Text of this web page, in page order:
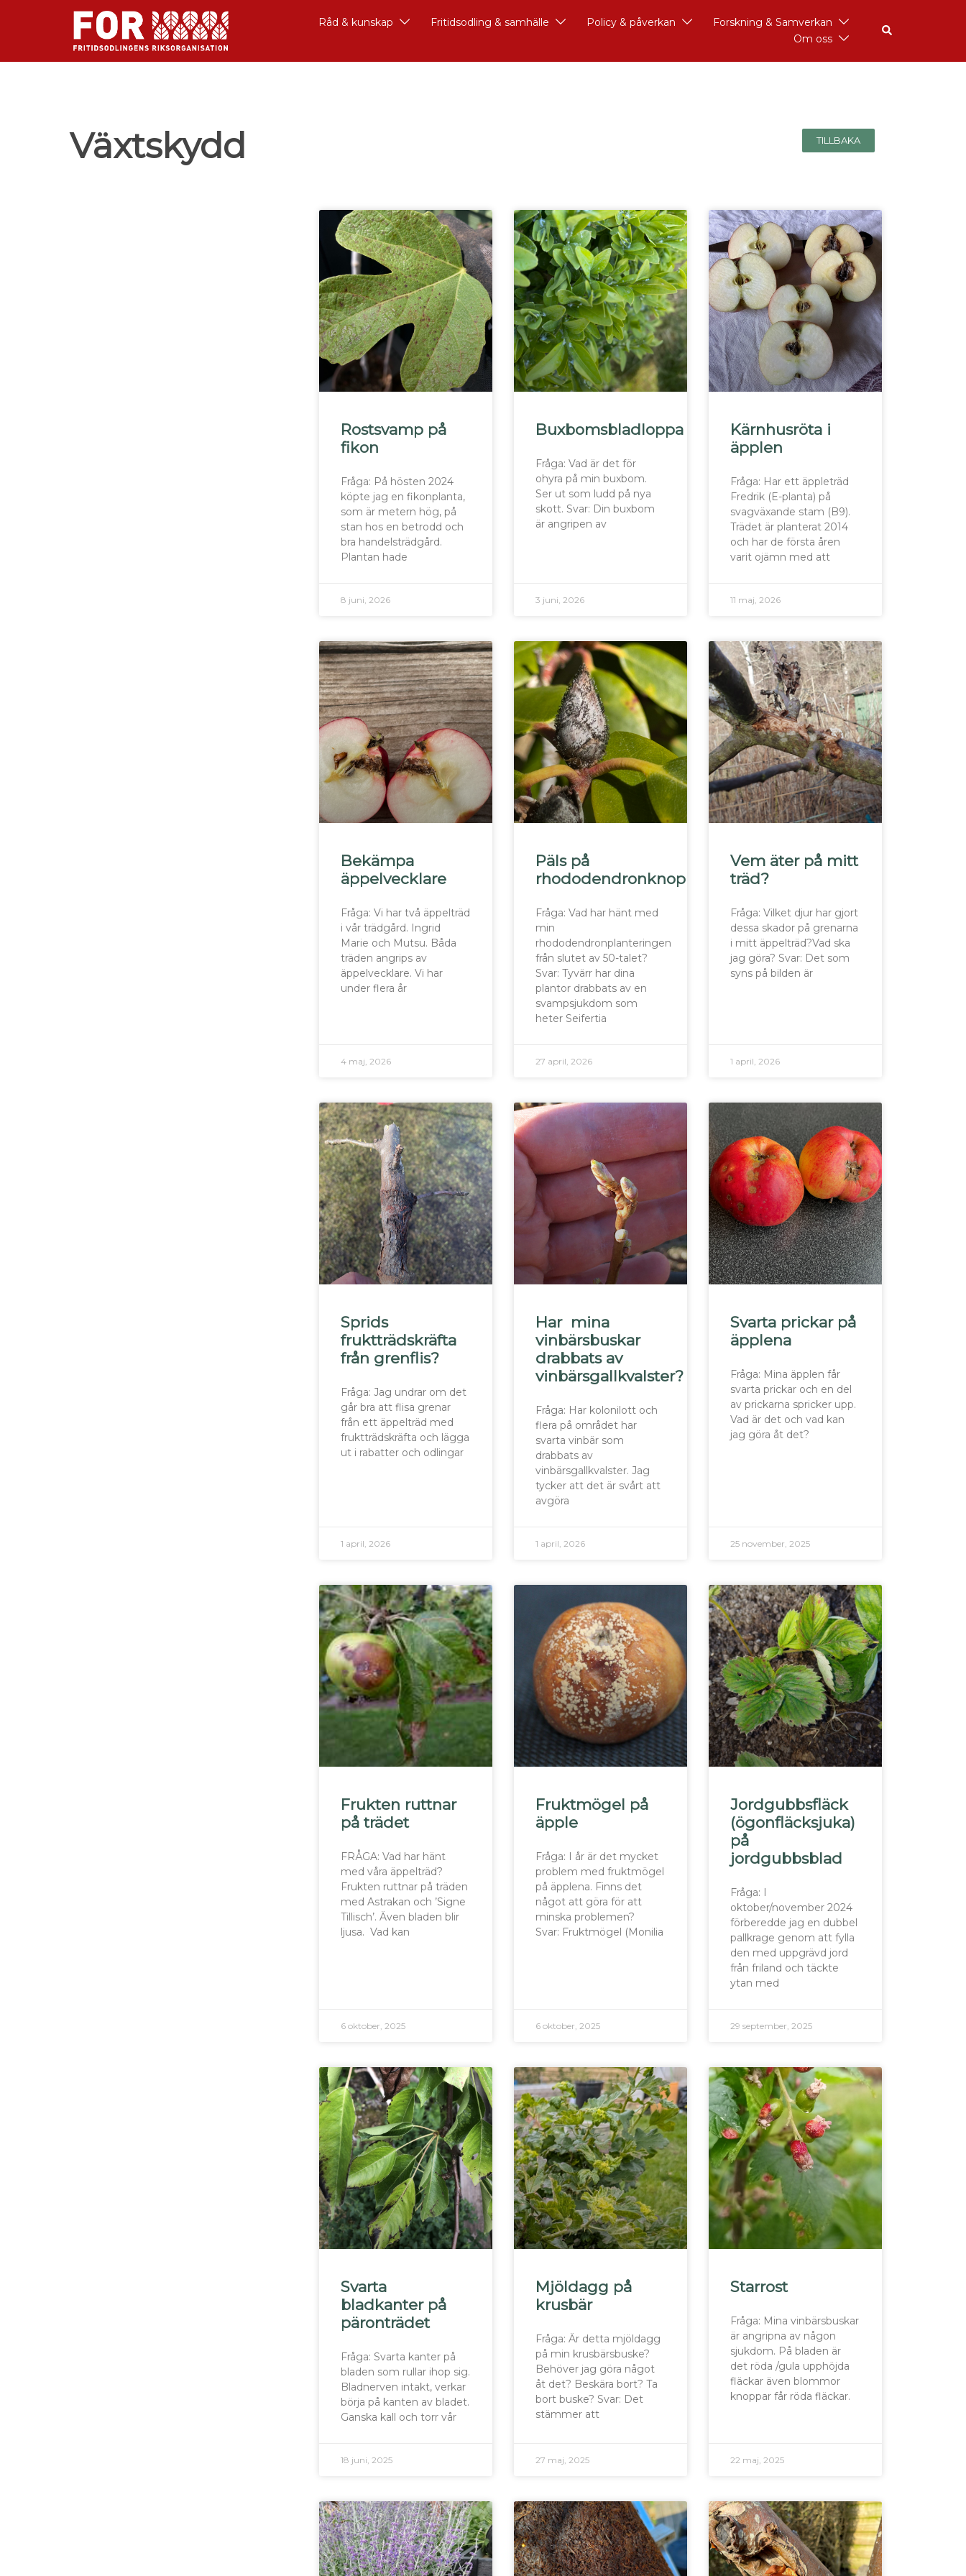
Råd & kunskap Fritidsodling & samhälle Policy & påverkan
Forskning & Samverkan
Om oss
Växtskydd TILLBAKA
Rostsvamp på
fikon
Fråga: På hösten 2024
köpte jag en fikonplanta,
som är metern hög, på
stan hos en betrodd och
bra handelsträdgård.
Plantan hade
8 juni, 2026
Buxbomsbladloppa
Fråga: Vad är det för
ohyra på min buxbom.
Ser ut som ludd på nya
skott. Svar: Din buxbom
är angripen av
3 juni, 2026
Kärnhusröta i
äpplen
Fråga: Har ett äppleträd
Fredrik (E-planta) på
svagväxande stam (B9).
Trädet är planterat 2014
och har de första åren
varit ojämn med att
11 maj, 2026
Bekämpa
äppelvecklare
Fråga: Vi har två äppelträd
i vår trädgård. Ingrid
Marie och Mutsu. Båda
träden angrips av
äppelvecklare. Vi har
under flera år
4 maj, 2026
Päls på
rhododendronknoppar
Fråga: Vad har hänt med
min
rhododendronplanteringen
från slutet av 50-talet?
Svar: Tyvärr har dina
plantor drabbats av en
svampsjukdom som
heter Seifertia
27 april, 2026
Vem äter på mitt
träd?
Fråga: Vilket djur har gjort
dessa skador på grenarna
i mitt äppelträd?Vad ska
jag göra? Svar: Det som
syns på bilden är
1 april, 2026
Sprids
fruktträdskräfta
från grenflis?
Fråga: Jag undrar om det
går bra att flisa grenar
från ett äppelträd med
fruktträdskräfta och lägga
ut i rabatter och odlingar
1 april, 2026
Har mina
vinbärsbuskar
drabbats av
vinbärsgallkvalster?
Fråga: Har kolonilott och
flera på området har
svarta vinbär som
drabbats av
vinbärsgallkvalster. Jag
tycker att det är svårt att
avgöra
1 april, 2026
Svarta prickar på
äpplena
Fråga: Mina äpplen får
svarta prickar och en del
av prickarna spricker upp.
Vad är det och vad kan
jag göra åt det?
25 november, 2025
Frukten ruttnar
på trädet
FRÅGA: Vad har hänt
med våra äppelträd?
Frukten ruttnar på träden
med Astrakan och ’Signe
Tillisch’. Även bladen blir
ljusa. Vad kan
6 oktober, 2025
Fruktmögel på
äpple
Fråga: I år är det mycket
problem med fruktmögel
på äpplena. Finns det
något att göra för att
minska problemen?
Svar: Fruktmögel (Monilia
6 oktober, 2025
Jordgubbsfläck
(ögonfläcksjuka)
på
jordgubbsblad
Fråga: I
oktober/november 2024
förberedde jag en dubbel
pallkrage genom att fylla
den med uppgrävd jord
från friland och täckte
ytan med
29 september, 2025
Svarta
bladkanter på
päronträdet
Fråga: Svarta kanter på
bladen som rullar ihop sig.
Bladnerven intakt, verkar
börja på kanten av bladet.
Ganska kall och torr vår
18 juni, 2025
Mjöldagg på
krusbär
Fråga: Är detta mjöldagg
på min krusbärsbuske?
Behöver jag göra något
åt det? Beskära bort? Ta
bort buske? Svar: Det
stämmer att
27 maj, 2025
Starrost
Fråga: Mina vinbärsbuskar
är angripna av någon
sjukdom. På bladen är
det röda /gula upphöjda
fläckar även blommor
knoppar får röda fläckar.
22 maj, 2025